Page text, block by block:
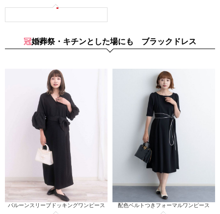
冠婚葬祭・キチンとした場にも ブラックドレス
バルーンスリーブドッキングワンピース 配色ベルトつきフォーマルワンピース